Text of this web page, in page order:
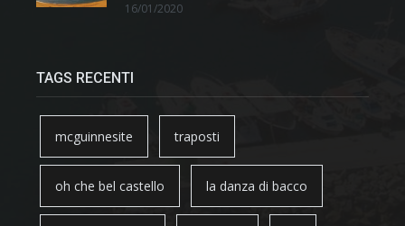
16/01/2020
TAGS RECENTI
mcguinnesite traposti
oh che bel castello la danza di bacco